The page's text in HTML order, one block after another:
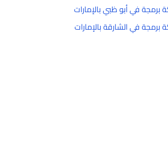
برمجة في أبو ظبي بالإمارات
برمجة في الشارقة بالإمارات